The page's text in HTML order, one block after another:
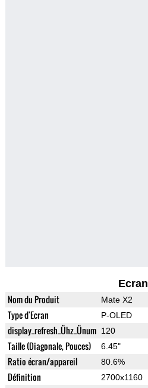
Ecran
Nom du Produit Mate X2
Type d'Ecran P-OLED
display_refresh_Ühz_Ünum 120
Taille (Diagonale, Pouces) 6.45"
Ratio écran/appareil 80.6%
Définition 2700x1160